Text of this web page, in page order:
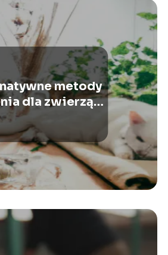
metody
dla zwierząt: